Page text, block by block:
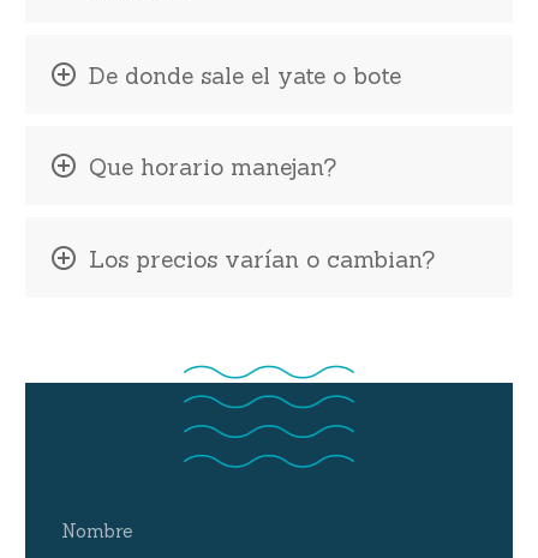
De donde sale el yate o bote
Que horario manejan?
Los precios varían o cambian?